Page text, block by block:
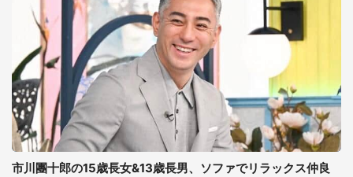
市川團十郎の15歳長女&13歳長男、ソファでリラックス仲良